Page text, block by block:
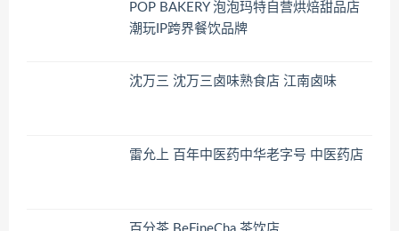
POP BAKERY 泡泡玛特自营烘焙甜品店
潮玩IP跨界餐饮品牌
沈万三 沈万三卤味熟食店 江南卤味
雷允上 百年中医药中华老字号 中医药店